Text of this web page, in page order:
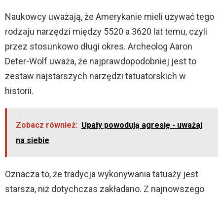
Naukowcy uważają, że Amerykanie mieli używać tego
rodzaju narzędzi między 5520 a 3620 lat temu, czyli
przez stosunkowo długi okres. Archeolog Aaron
Deter-Wolf uważa, że najprawdopodobniej jest to
zestaw najstarszych narzędzi tatuatorskich w
historii.
Zobacz również: Upały powodują agresję - uważaj
na siebie
Oznacza to, że tradycja wykonywania tatuaży jest
starsza, niż dotychczas zakładano. Z najnowszego